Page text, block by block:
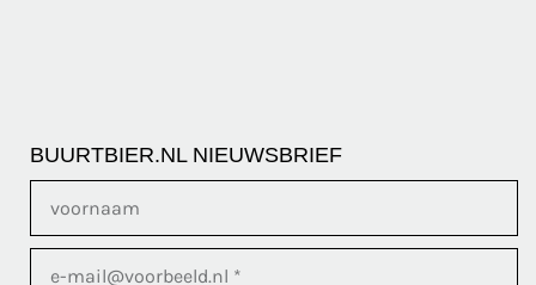
BUURTBIER.NL NIEUWSBRIEF